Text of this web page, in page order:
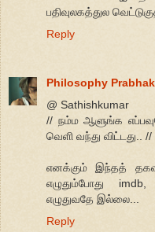
பதிவுலகத்துல
Reply
Philosophy
@ Sathishkumar
// நம்ம ஆளுங்க
வெளி வந்து விட்டது.. //
எனக்கும் இந்தத்
எழுதும்போது
எழுதுவதே இல்லை...
Reply